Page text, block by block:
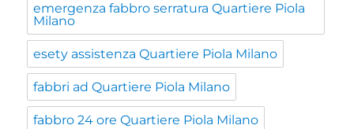
emergenza fabbro serratura Quartiere Piola
Milano
esety assistenza Quartiere Piola Milano
fabbri ad Quartiere Piola Milano
fabbro 24 ore Quartiere Piola Milano